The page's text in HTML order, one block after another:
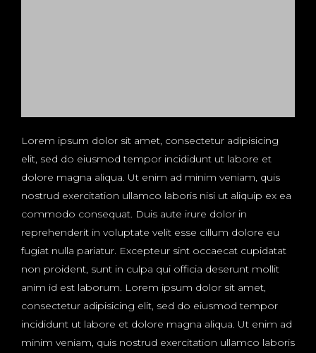
Lorem ipsum dolor sit amet, consectetur adipisicing
elit, sed do eiusmod tempor incididunt ut labore et
dolore magna aliqua. Ut enim ad minim veniam, quis
nostrud exercitation ullamco laboris nisi ut aliquip ex ea
commodo consequat. Duis aute irure dolor in
reprehenderit in voluptate velit esse cillum dolore eu
fugiat nulla pariatur. Excepteur sint occaecat cupidatat
non proident, sunt in culpa qui officia deserunt mollit
anim id est laborum. Lorem ipsum dolor sit amet,
consectetur adipisicing elit, sed do eiusmod tempor
incididunt ut labore et dolore magna aliqua. Ut enim ad
minim veniam, quis nostrud exercitation ullamco laboris